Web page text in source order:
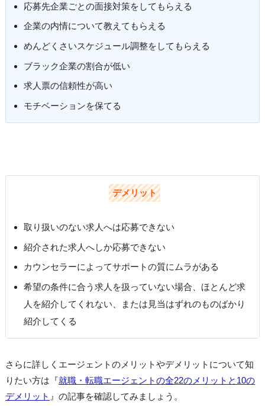
応募先企業ごとの面接対策をしてもらえる
企業の内情について教えてもらえる
めんどくさいスケジュール調整をしてもらえる
ブラック企業の割合が低い
求人票の信頼性が高い
モチベーションを保てる
デメリット
取り扱いのない求人へは応募できない
紹介された求人へしか応募できない
カウンセラーによってサポートの質にムラがある
希望の条件に合う求人を扱っていない場合、ほとんど求
人を紹介してくれない、または見当はずれのものばかり
紹介してくる
さらに詳しくエージェントのメリットやデメリットについて知
りたい方は『就職・転職エージェントの全22のメリットと10の
デメリット 』の記事を確認してみましょう。